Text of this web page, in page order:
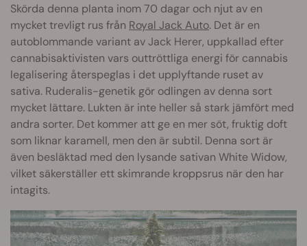
Skörda denna planta inom 70 dagar och njut av en
mycket trevligt rus från Royal Jack Auto. Det är en
autoblommande variant av Jack Herer, uppkallad efter
cannabisaktivisten vars outtröttliga energi för cannabis
legalisering återspeglas i det upplyftande ruset av
sativa. Ruderalis-genetik gör odlingen av denna sort
mycket lättare. Lukten är inte heller så stark jämfört med
andra sorter. Det kommer att ge en mer söt, fruktig doft
som liknar karamell, men den är subtil. Denna sort är
även besläktad med den lysande sativan White Widow,
vilket säkerställer ett skimrande kroppsrus när den har
intagits.